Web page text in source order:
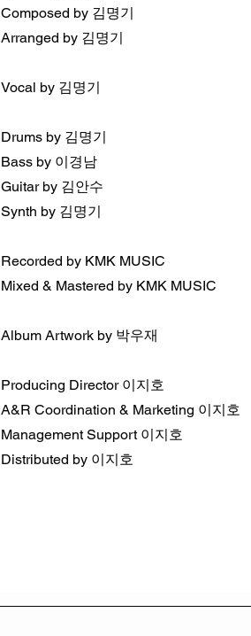
Composed by 김명기
Arranged by 김명기
Vocal by 김명기
Drums by 김명기
Bass by 이경남
Guitar by 김안수
Synth by 김명기
Recorded by KMK MUSIC
Mixed & Mastered by KMK MUSIC
Album Artwork by 박우재
Producing Director 이지호
A&R Coordination & Marketing 이지호
Management Support 이지호
Distributed by 이지호